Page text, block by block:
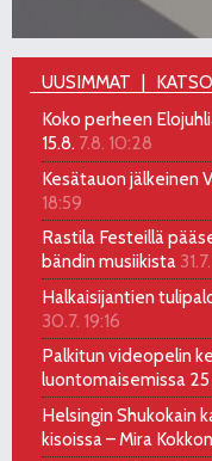
UUSIMMAT
Koko perheen
15.8. 7.8. 10:28
Kesätauon jälkeinen
18:59
Rastila Festeillä
bändin musiikista
Halkaisijantien
30.7. 19:16
Palkitun videopelin
luontomaisemissa
Helsingin Shukokain
kisoissa – Mira